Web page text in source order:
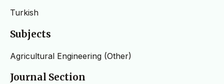
Turkish
Subjects
Agricultural Engineering (Other)
Journal Section